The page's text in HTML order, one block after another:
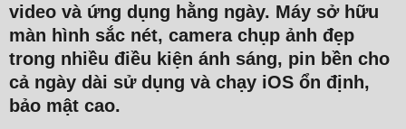
video và ứng dụng hằng ngày. Máy sở hữu
màn hình sắc nét, camera chụp ảnh đẹp
trong nhiều điều kiện ánh sáng, pin bền cho
cả ngày dài sử dụng và chạy iOS ổn định,
bảo mật cao.